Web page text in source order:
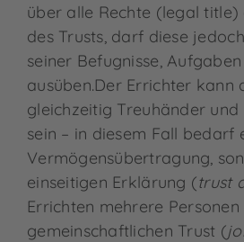
über alle Rechte (legal
des Trusts, darf diese
seiner Befugnisse,
ausüben.Der Errichter kann
gleichzeitig Treuhänder
sein – in diesem Fall bedarf
Vermögensübertragung,
einseitigen Erklärung (trust
Errichten mehrere Personen
gemeinschaftlichen Trust (